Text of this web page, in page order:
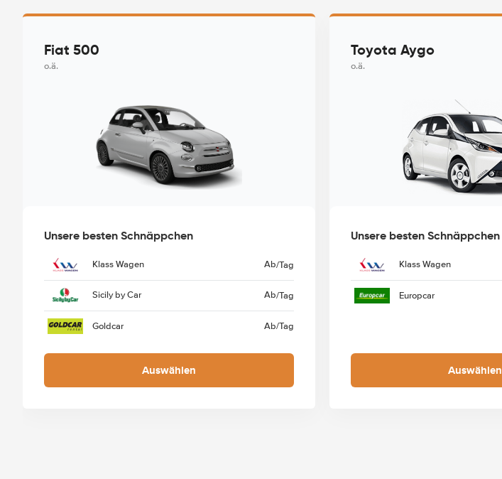
Fiat 500
o.ä.
Unsere besten Schnäppchen
Klass Wagen Ab/Tag
Sicily by Car Ab/Tag
Goldcar Ab/Tag
Auswählen
Toyota Aygo
o.ä.
Unsere besten Schnäppchen
Klass Wagen
Europcar
Auswählen